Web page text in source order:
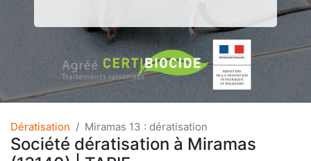
Dératisation Miramas 13 : dératisation
Société dératisation à Miramas